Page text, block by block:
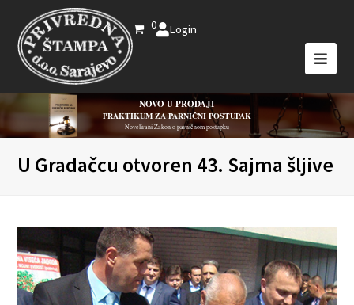
0 Login
NOVO U PRODAJI
PRAKTIKUM ZA PARNIČNI POSTUPAK
- Novelirani Zakon o parničnom postupku -
U Gradačcu otvoren 43. Sajma šljive